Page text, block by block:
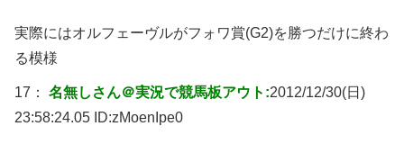
実際にはオルフェーヴルがフォワ賞(G2)を勝つだけに終わ
る模様
17： 名無しさん＠実況で競馬板アウト:2012/12/30(日)
23:58:24.05 ID:zMoenIpe0